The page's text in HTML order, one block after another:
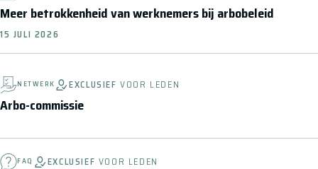
Meer betrokkenheid van werknemers bij arbobeleid
15 JULI 2026
NETWERK EXCLUSIEFVOOR LEDEN
Arbo-commissie
FAQ EXCLUSIEF VOOR LEDEN